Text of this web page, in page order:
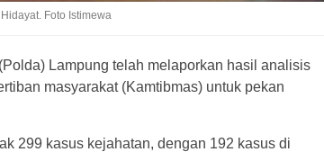
Foto Istimewa
Lampung telah melaporkan hasil analisis
masyarakat (Kamtibmas) untuk pekan
299 kasus kejahatan, dengan 192 kasus di